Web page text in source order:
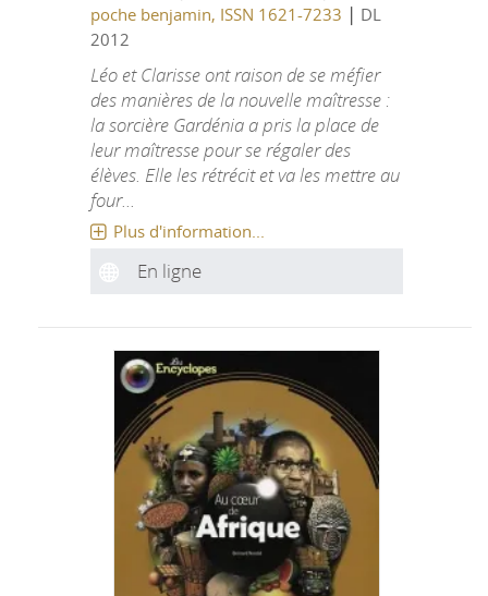
poche benjamin, ISSN 1621-7233 | DL
2012
Léo et Clarisse ont raison de se méfier
des manières de la nouvelle maîtresse :
la sorcière Gardénia a pris la place de
leur maîtresse pour se régaler des
élèves. Elle les rétrécit et va les mettre au
four...
Plus d'information...
En ligne